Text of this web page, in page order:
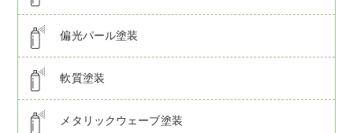
偏光パール塗装
軟質塗装
メタリックウェーブ塗装